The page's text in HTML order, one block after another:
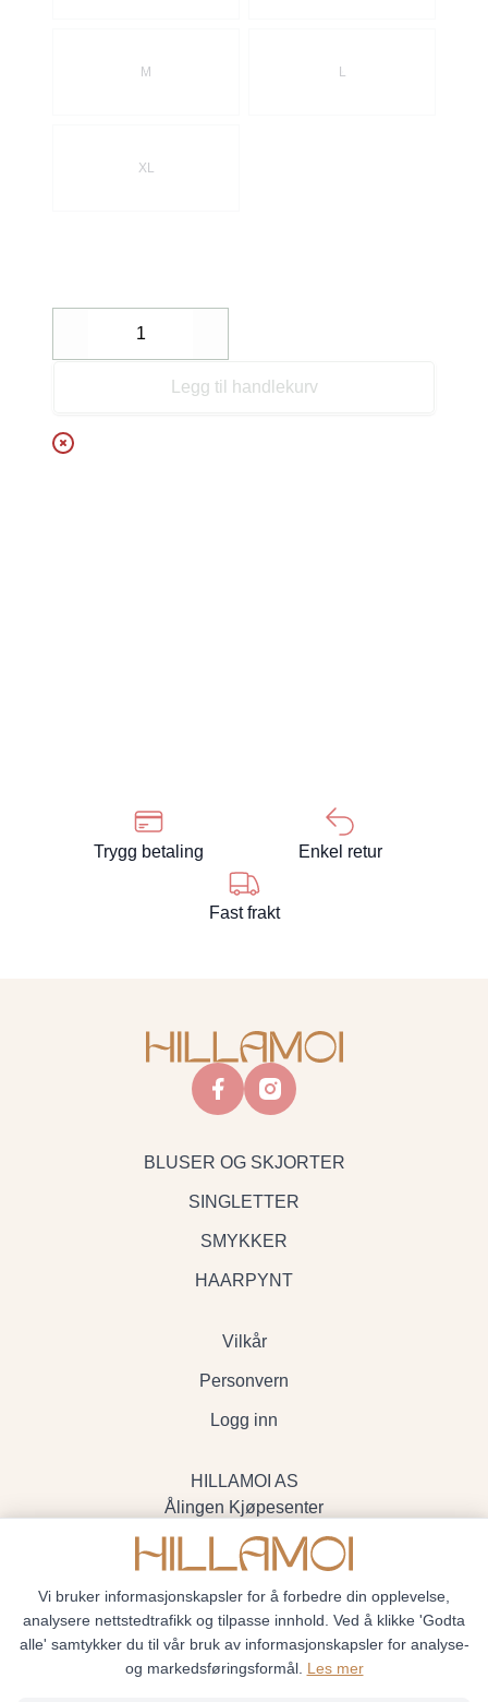
M L
XL
Decrease
Legg til handlekurv
Trygg betaling Enkel retur
Fast frakt
facebookinstagram
BLUSER OG SKJORTER
SINGLETTER
SMYKKER
HAARPYNT
Vilkår
Personvern
Logg inn
HILLAMOI AS
Ålingen Kjøpesenter
Myrenvegen 19, 3570 Ål
- Org.nr. 928705234
Vi bruker informasjonskapsler for å forbedre din opplevelse,
analysere nettstedtrafikk og tilpasse innhold. Ved å klikke 'Godta
alle' samtykker du til vår bruk av informasjonskapsler for analyse-
og markedsføringsformål. Les mer